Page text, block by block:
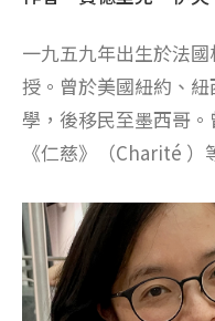
一九五九年出生於法
授。曾於美國紐約、
學，後移民至墨西哥
《仁慈》（Charité ）